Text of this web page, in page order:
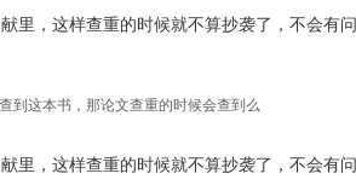
里，这样查重的时候就不算抄袭了，不会有问
到这本书，那论文查重的时候会查到么
里，这样查重的时候就不算抄袭了，不会有问